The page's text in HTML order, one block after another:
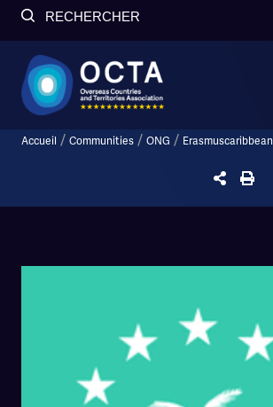
RECHERCHER
Accueil / Communities / ONG / Erasmuscaribbean